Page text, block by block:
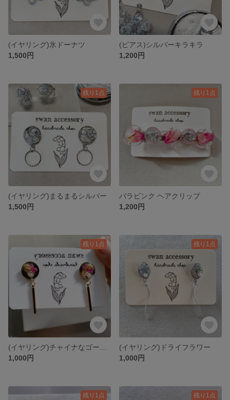
(イヤリング)氷ドーナツ
1,500円
(ピアス)シルバーキラキラ
1,200円
残り1点
(イヤリング)まるまるシルバー
1,500円
残り1点
バラピンク ヘアクリップ
1,200円
残り1点
1,000円
残り1点
(イヤリング)ドライフラワー
1,000円
残り1点 残り1点